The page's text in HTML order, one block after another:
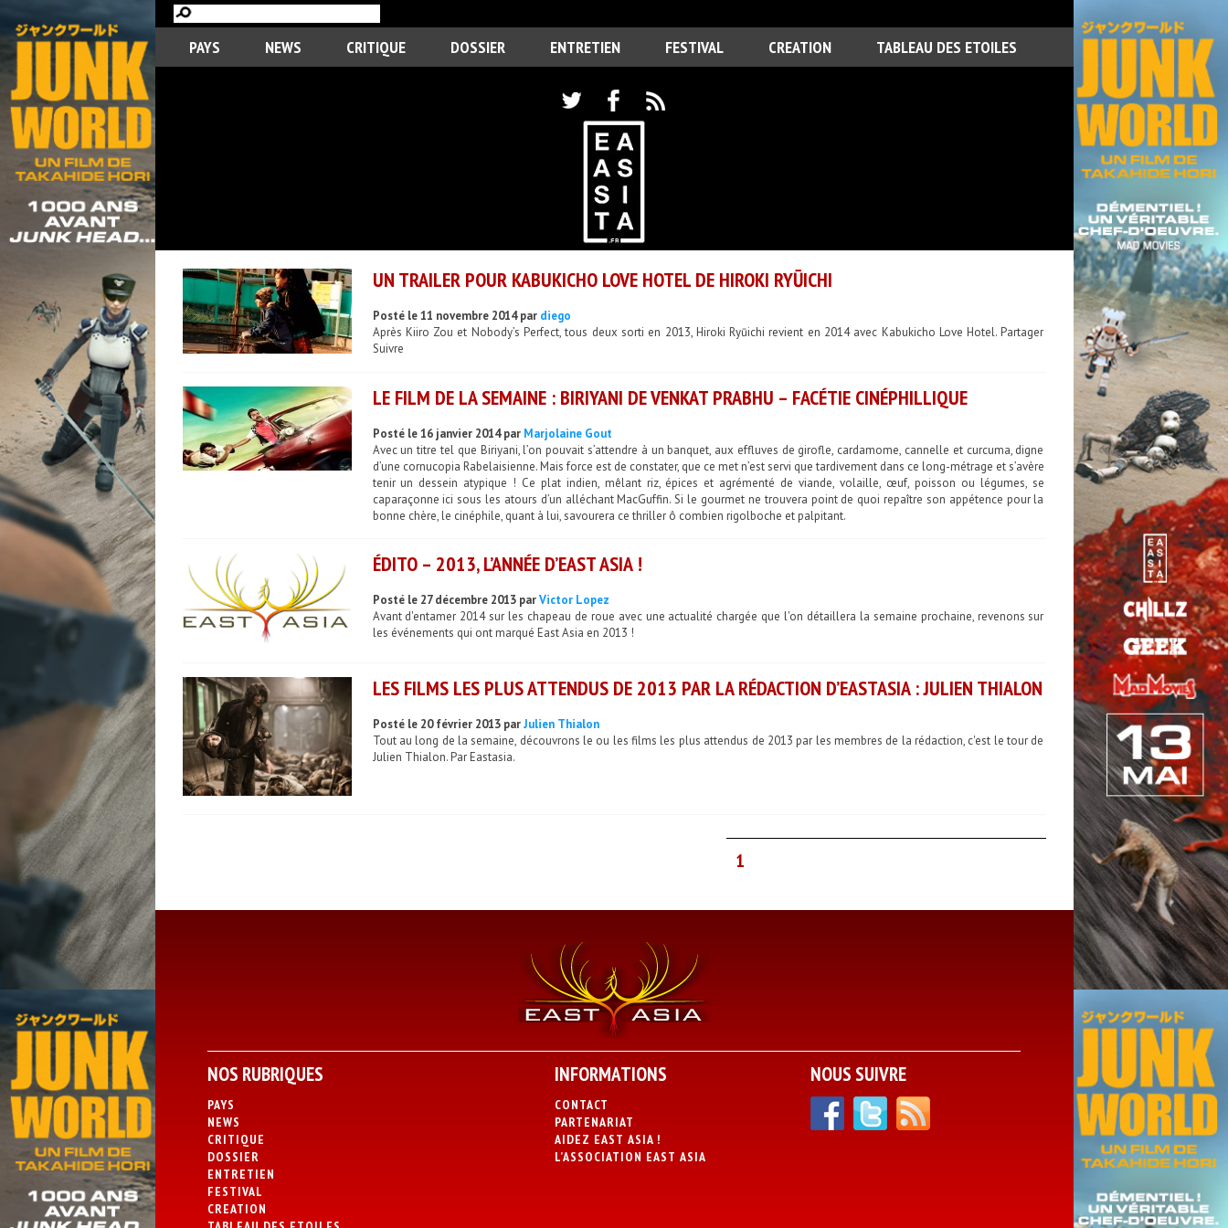
PAYS NEWS CRITIQUE DOSSIER ENTRETIEN FESTIVAL CREATION TABLEAU DES ETOILES
UN TRAILER POUR KABUKICHO LOVE HOTEL DE HIROKI RYŪICHI
Posté le 11 novembre 2014 par diego
Après Kiiro Zou et Nobody’s Perfect, tous deux sorti en 2013, Hiroki Ryūichi revient en 2014 avec Kabukicho Love Hotel. Partager
Suivre
LE FILM DE LA SEMAINE : BIRIYANI DE VENKAT PRABHU – FACÉTIE CINÉPHILLIQUE
Posté le 16 janvier 2014 par Marjolaine Gout
Avec un titre tel que Biriyani, l’on pouvait s’attendre à un banquet, aux effluves de girofle, cardamome, cannelle et curcuma, digne
d’une cornucopia Rabelaisienne. Mais force est de constater, que ce met n’est servi que tardivement dans ce long-métrage et s’avère
tenir un dessein atypique ! Ce plat indien, mêlant riz, épices et agrémenté de viande, volaille, œuf, poisson ou légumes, se
caparaçonne ici sous les atours d’un alléchant MacGuffin. Si le gourmet ne trouvera point de quoi repaître son appétence pour la
bonne chère, le cinéphile, quant à lui, savourera ce thriller ô combien rigolboche et palpitant.
ÉDITO – 2013, L’ANNÉE D’EAST ASIA !
Posté le 27 décembre 2013 parVictor Lopez
Avant d'entamer 2014 sur les chapeau de roue avec une actualité chargée que l'on détaillera la semaine prochaine, revenons sur
les événements qui ont marqué East Asia en 2013 !
LES FILMS LES PLUS ATTENDUS DE 2013 PAR LA RÉDACTION D’EASTASIA : JULIEN THIALON
Posté le 20 février 2013 parJulien Thialon
Tout au long de la semaine, découvrons le ou les films les plus attendus de 2013 par les membres de la rédaction, c'est le tour de
Julien Thialon. Par Eastasia.
1
NOS RUBRIQUES
PAYS
NEWS
CRITIQUE
DOSSIER
ENTRETIEN
FESTIVAL
CREATION
INFORMATIONS
CONTACT
PARTENARIAT
AIDEZ EAST ASIA !
L’ASSOCIATION EAST ASIA
NOUS SUIVRE